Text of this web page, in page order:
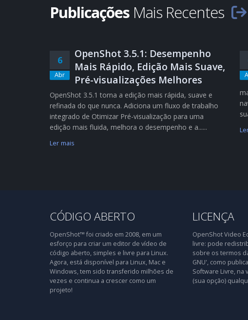
Publicações Mais Recentes
6
Abr
OpenShot 3.5.1: Desempenho
Mais Rápido, Edição Mais Suave,
Pré-visualizações Melhores
OpenShot 3.5.1 torna a edição mais rápida, suave e
refinada do que nunca. Adiciona um fluxo de trabalho
integrado de Otimizar Pré-visualização para uma
edição mais fluida, melhora o desempenho e a......
Ler mais
CÓDIGO ABERTO
OpenShot™ foi criado em 2008, em um
esforço para criar um editor de vídeo de
código aberto, simples e livre para Linux.
Agora, está disponível para Linux, Mac e
Windows, tem sido transferido milhões de
vezes e continua a crescer como um
projeto!
LICENÇA
OpenShot Video
livre: pode
sobre os termos
GNU', como
Software Livre, na
(sua opção)